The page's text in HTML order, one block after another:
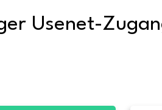
Usenet-